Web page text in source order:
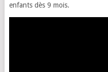
enfants dès 9 mois.